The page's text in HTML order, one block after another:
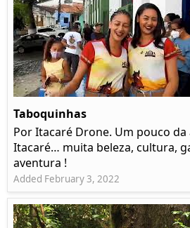
Taboquinhas
Por Itacaré Drone. Um pouco
Itacaré… muita beleza, cultura,
aventura !
Added February 3, 2022